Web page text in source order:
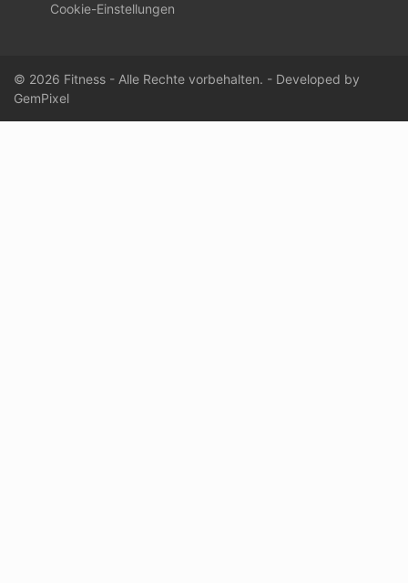
Cookie-Einstellungen
© 2026 Fitness - Alle Rechte vorbehalten. - Developed by
GemPixel